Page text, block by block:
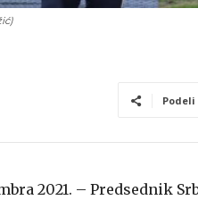
Podeli
2021. – Predsednik